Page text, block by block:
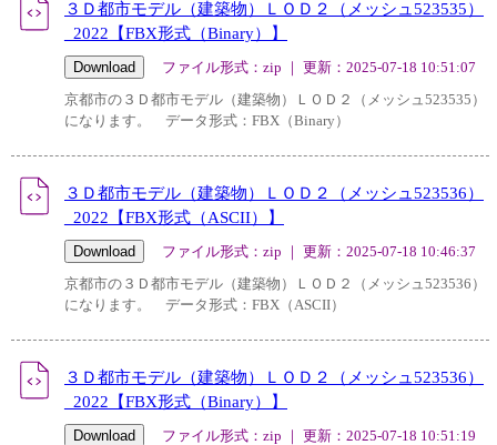
３Ｄ都市モデル（建築物）ＬＯＤ２（メッシュ523535）
_2022【FBX形式（Binary）】
ファイル形式：zip ｜ 更新：2025-07-18 10:51:07
京都市の３Ｄ都市モデル（建築物）ＬＯＤ２（メッシュ523535）
になります。 データ形式：FBX（Binary）
３Ｄ都市モデル（建築物）ＬＯＤ２（メッシュ523536）
_2022【FBX形式（ASCII）】
ファイル形式：zip ｜ 更新：2025-07-18 10:46:37
京都市の３Ｄ都市モデル（建築物）ＬＯＤ２（メッシュ523536）
になります。 データ形式：FBX（ASCII）
３Ｄ都市モデル（建築物）ＬＯＤ２（メッシュ523536）
_2022【FBX形式（Binary）】
ファイル形式：zip ｜ 更新：2025-07-18 10:51:19